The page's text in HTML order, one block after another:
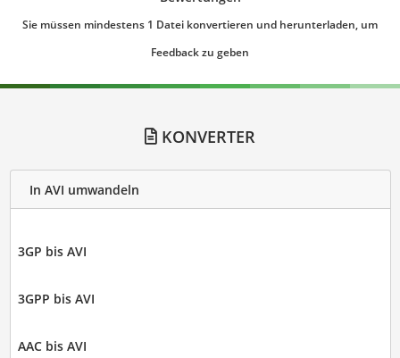
Sie müssen mindestens 1 Datei konvertieren und herunterladen, um
Feedback zu geben
KONVERTER
In AVI umwandeln
3GP bis AVI
3GPP bis AVI
AAC bis AVI